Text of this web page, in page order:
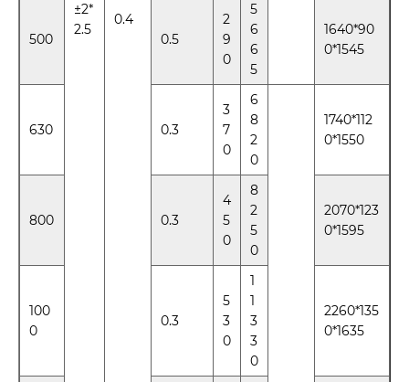
±2*
2.5
0.4
500 0.5
2
9
0
5
6
6
5
1640*90
0*1545
630 0.3
3
7
0
6
8
2
0
1740*112
0*1550
800 0.3
4
5
0
8
2
5
0
2070*123
0*1595
100
0
0.3
5
3
0
1
1
3
3
0
2260*135
0*1635